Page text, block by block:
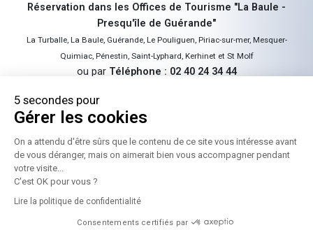
Réservation dans les Offices de Tourisme "La Baule -
Presqu'île de Guérande"
La Turballe, La Baule, Guérande, Le Pouliguen, Piriac-sur-mer, Mesquer-
Quimiac, Pénestin, Saint-Lyphard, Kerhinet et St Molf
ou par Téléphone : 02 40 24 34 44
Gérer les cookies
ce site vous intéresse avant de vous
déranger, mais on aimerait bien vous accompagner pendant votre
visite...
C'est OK pour vous ?
Lire la politique de confidentialité
Consentements certifiés par